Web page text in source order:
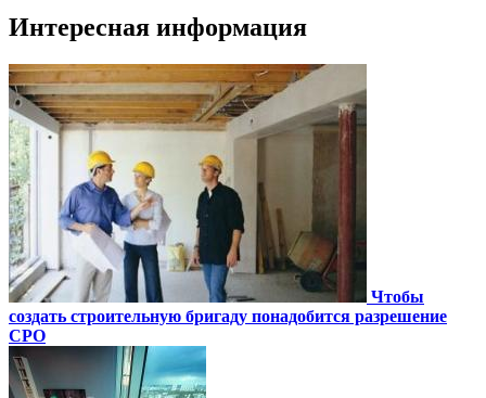
Интересная информация
Чтобы
создать строительную бригаду понадобится разрешение
СРО